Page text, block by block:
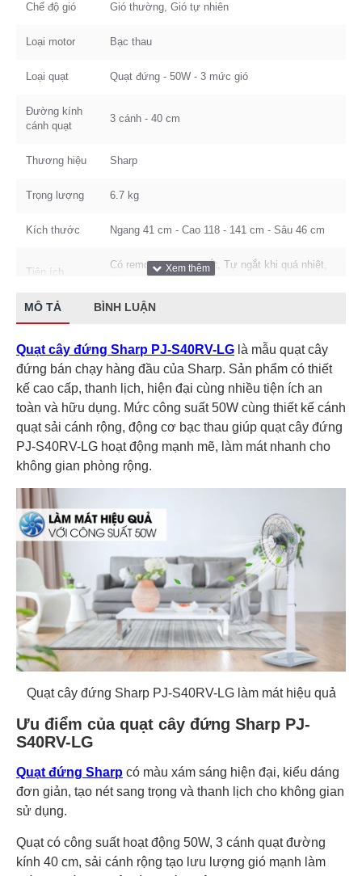
Chế độ gió Gió thường, Gió tự nhiên
Loại motor Bạc thau
Loại quạt Quạt đứng - 50W - 3 mức gió
Đường kính
cánh quạt
3 cánh - 40 cm
Thương hiệu Sharp
Trọng lượng 6.7 kg
Kích thước Ngang 41 cm - Cao 118 - 141 cm - Sâu 46 cm
Tiện ích
Có remote, Hẹn giờ tắt, Tự ngắt khi quá nhiệt,
Điều chỉnh được chiều cao
Xuất Xứ & Bảo Hành
Xuất xứ Malaysia
MÔ TẢ BÌNH LUẬN
Quạt cây đứng Sharp PJ-S40RV-LG là mẫu quạt cây
đứng bán chạy hàng đầu của Sharp. Sản phẩm có thiết
kế cao cấp, thanh lịch, hiện đại cùng nhiều tiện ích an
toàn và hữu dụng. Mức công suất 50W cùng thiết kế cánh
quạt sải cánh rộng, động cơ bạc thau giúp quạt cây đứng
PJ-S40RV-LG hoạt động mạnh mẽ, làm mát nhanh cho
không gian phòng rộng.
Quạt cây đứng Sharp PJ-S40RV-LG làm mát hiệu quả
Ưu điểm của quạt cây đứng Sharp PJ-
S40RV-LG
Quạt đứng Sharp có màu xám sáng hiện đại, kiểu dáng
đơn giản, tạo nét sang trọng và thanh lịch cho không gian
sử dụng.
Quạt có công suất hoạt động 50W, 3 cánh quạt đường
kính 40 cm, sải cánh rộng tạo lưu lượng gió mạnh làm